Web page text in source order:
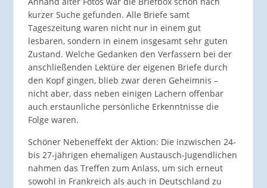
kurzer Suche gefunden. Alle Briefe samt
Tageszeitung waren nicht nur in einem gut
lesbaren, sondern in einem insgesamt sehr guten
Zustand. Welche Gedanken den Verfassern bei der
anschließenden Lektüre der eigenen Briefe durch
den Kopf gingen, blieb zwar deren Geheimnis –
nicht aber, dass neben einigen Lachern offenbar
auch erstaunliche persönliche Erkenntnisse die
Folge waren.
Schöner Nebeneffekt der Aktion: Die inzwischen 24-
bis 27-jährigen ehemaligen Austausch-Jugendlichen
nahmen das Treffen zum Anlass, um sich erneut
sowohl in Frankreich als auch in Deutschland zu